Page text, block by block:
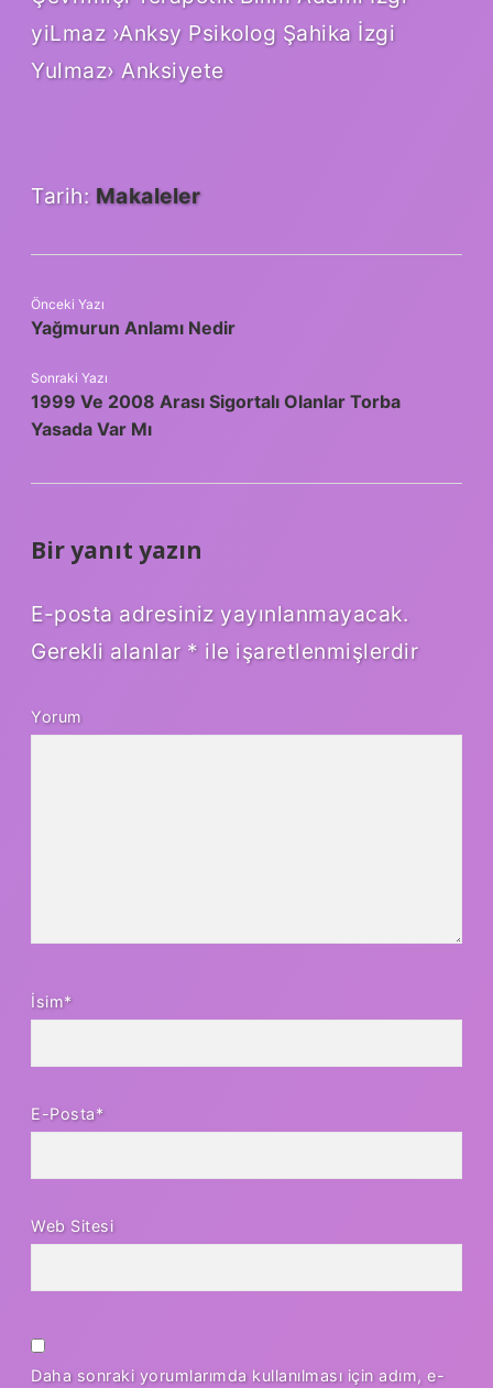
yiLmaz ›Anksy Psikolog Şahika İzgi
Yulmaz› Anksiyete
Tarih: Makaleler
Önceki Yazı
Yağmurun Anlamı Nedir
Sonraki Yazı
1999 Ve 2008 Arası Sigortalı Olanlar Torba
Yasada Var Mı
Bir yanıt yazın
E-posta adresiniz yayınlanmayacak.
Gerekli alanlar * ile işaretlenmişlerdir
Yorum
İsim*
E-Posta*
Web Sitesi
Daha sonraki yorumlarımda kullanılması için adım, e-